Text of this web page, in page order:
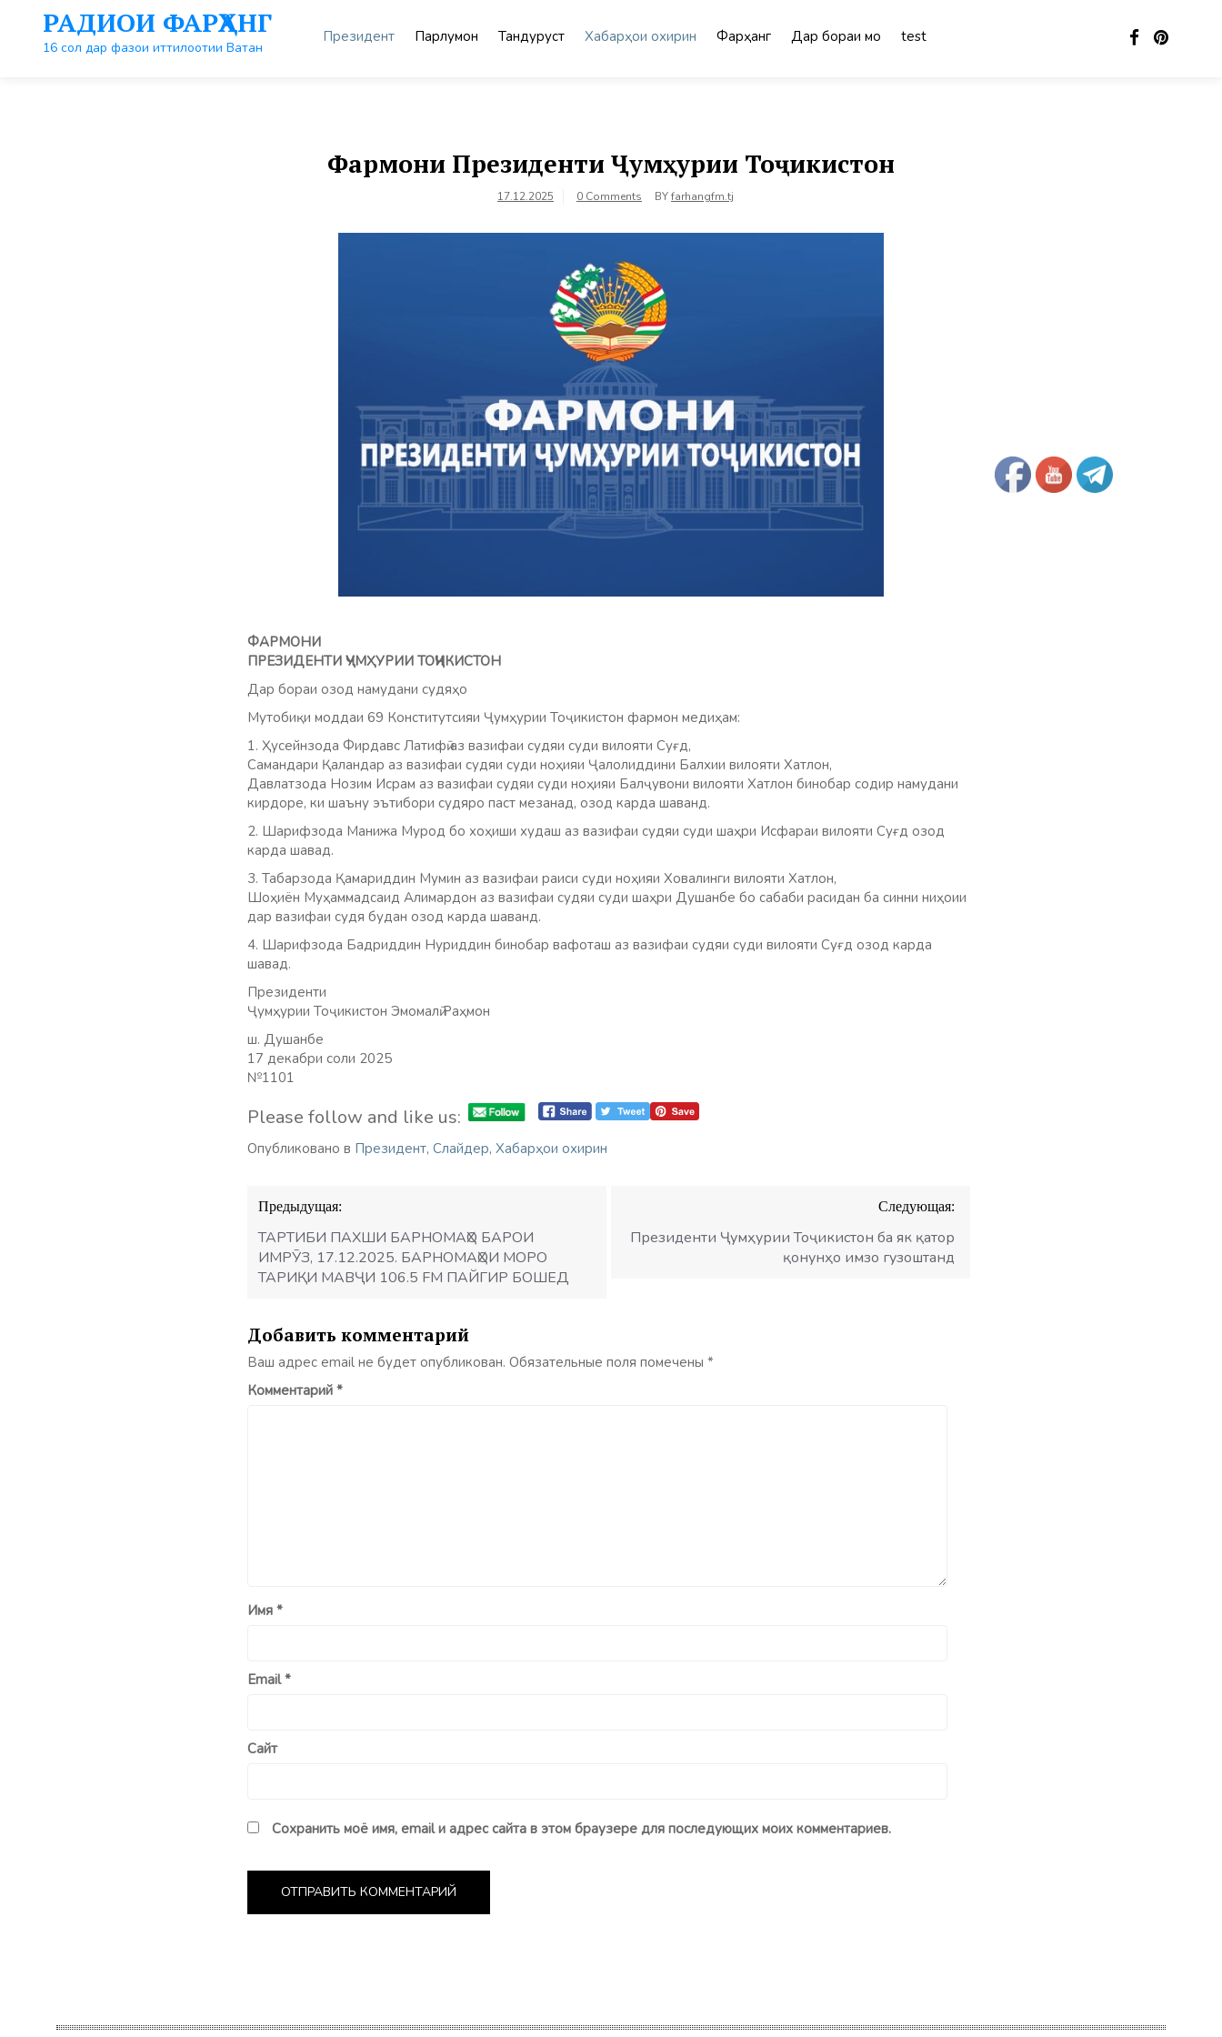
контенту
РАДИОИ ФАРҲАНГ
16 сол дар фазои иттилоотии Ватан
Президент Парлумон Тандурустӣ Хабарҳои охирин Фарҳанг Дар бораи мо test
Фармони Президенти Ҷумҳурии Тоҷикистон
17.12.2025 0 Comments BYfarhangfm.tj
ФАРМОНИ
ПРЕЗИДЕНТИ ҶУМҲУРИИ ТОҶИКИСТОН
Дар бораи озод намудани судяҳо
Мутобиқи моддаи 69 Конститутсияи Ҷумҳурии Тоҷикистон фармон медиҳам:
1. Ҳусейнзода Фирдавс Латифӣ аз вазифаи судяи суди вилояти Суғд,
Самандари Қаландар аз вазифаи судяи суди ноҳияи Ҷалолиддини Балхии вилояти Хатлон,
Давлатзода Нозим Исрам аз вазифаи судяи суди ноҳияи Балҷувони вилояти Хатлон бинобар содир намудани
кирдоре, ки шаъну эътибори судяро паст мезанад, озод карда шаванд.
2. Шарифзода Манижа Мурод бо хоҳиши худаш аз вазифаи судяи суди шаҳри Исфараи вилояти Суғд озод
карда шавад.
3. Табарзода Қамариддин Мумин аз вазифаи раиси суди ноҳияи Ховалинги вилояти Хатлон,
Шоҳиён Муҳаммадсаид Алимардон аз вазифаи судяи суди шаҳри Душанбе бо сабаби расидан ба синни ниҳоии
дар вазифаи судя будан озод карда шаванд.
4. Шарифзода Бадриддин Нуриддин бинобар вафоташ аз вазифаи судяи суди вилояти Суғд озод карда
шавад.
Президенти
Ҷумҳурии Тоҷикистон Эмомалӣ Раҳмон
ш. Душанбе
17 декабри соли 2025
№1101
Please follow and like us:
Опубликовано в Президент, Слайдер, Хабарҳои охирин
Навигация
по
записям
Предыдущая:
ТАРТИБИ ПАХШИ БАРНОМАҲО БАРОИ
ИМРӮЗ, 17.12.2025. БАРНОМАҲОИ МОРО
ТАРИҚИ МАВҶИ 106.5 FM ПАЙГИР БОШЕД
Следующая:
Президенти Ҷумҳурии Тоҷикистон ба як қатор
қонунҳо имзо гузоштанд
Добавить комментарий
Ваш адрес email не будет опубликован. Обязательные поля помечены *
Комментарий *
Имя *
Email*
Сайт
Сохранить моё имя, email и адрес сайта в этом браузере для последующих моих комментариев.